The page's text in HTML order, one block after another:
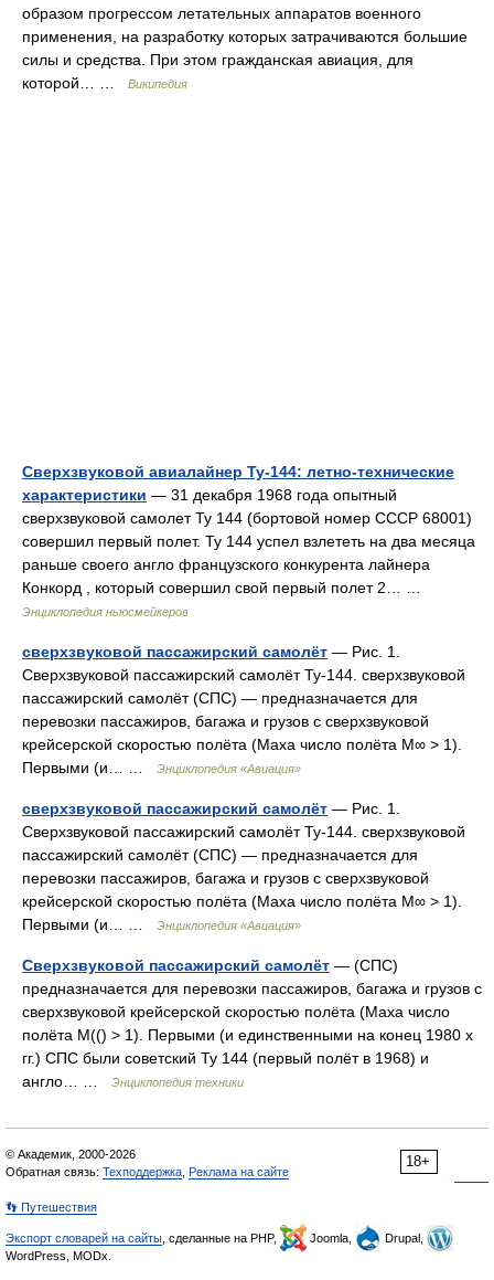
образом прогрессом летательных аппаратов военного
применения, на разработку которых затрачиваются большие
силы и средства. При этом гражданская авиация, для
которой… …
Википедия
Сверхзвуковой авиалайнер Ту-144: летно-технические
характеристики — 31 декабря 1968 года опытный
сверхзвуковой самолет Ту 144 (бортовой номер СССР 68001)
совершил первый полет. Ту 144 успел взлететь на два месяца
раньше своего англо французского конкурента лайнера
Конкорд , который совершил свой первый полет 2… …
Энциклопедия ньюсмейкеров
сверхзвуковой пассажирский самолёт — Рис. 1.
Сверхзвуковой пассажирский самолёт Ту‑144. сверхзвуковой
пассажирский самолёт (СПС) — предназначается для
перевозки пассажиров, багажа и грузов с сверхзвуковой
крейсерской скоростью полёта (Маха число полёта M∞ > 1).
Первыми (и… …
Энциклопедия «Авиация»
сверхзвуковой пассажирский самолёт — Рис. 1.
Сверхзвуковой пассажирский самолёт Ту‑144. сверхзвуковой
пассажирский самолёт (СПС) — предназначается для
перевозки пассажиров, багажа и грузов с сверхзвуковой
крейсерской скоростью полёта (Маха число полёта M∞ > 1).
Первыми (и… …
Энциклопедия «Авиация»
Сверхзвуковой пассажирский самолёт — (СПС)
предназначается для перевозки пассажиров, багажа и грузов с
сверхзвуковой крейсерской скоростью полёта (Маха число
полёта M(() > 1). Первыми (и единственными на конец 1980 х
гг.) СПС были советский Ту 144 (первый полёт в 1968) и
англо… …
Энциклопедия техники
18+
© Академик, 2000-2026
Обратная связь: Техподдержка Реклама на сайте
👣 Путешествия
Экспорт словарей на сайты , сделанные на PHP, Joomla,
Drupal,
WordPress, MODx.